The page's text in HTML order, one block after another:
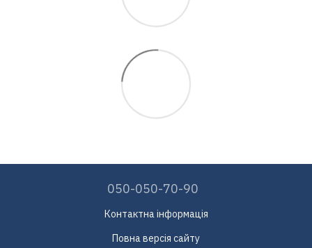
050-050-70-90
Контактна інформація
Повна версія сайту